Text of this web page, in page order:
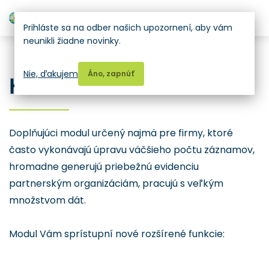
HROMADNÉ OPERÁCIE
Doplňujúci modul určený najmä pre firmy, ktoré
často vykonávajú úpravu väčšieho počtu záznamov,
hromadne generujú priebežnú evidenciu
partnerským organizáciám, pracujú s veľkým
množstvom dát.
Modul Vám sprístupní nové rozšírené funkcie:
Prihláste sa na odber našich upozornení, aby vám
neunikli žiadne novinky.
Áno, zapnúť
Nie, ďakujem